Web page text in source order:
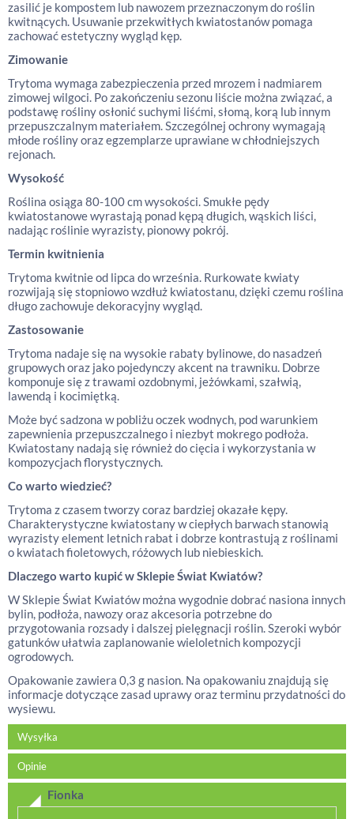
zasilić je kompostem lub nawozem przeznaczonym do roślin
kwitnących. Usuwanie przekwitłych kwiatostanów pomaga
zachować estetyczny wygląd kęp.
Zimowanie
Trytoma wymaga zabezpieczenia przed mrozem i nadmiarem
zimowej wilgoci. Po zakończeniu sezonu liście można związać, a
podstawę rośliny osłonić suchymi liśćmi, słomą, korą lub innym
przepuszczalnym materiałem. Szczególnej ochrony wymagają
młode rośliny oraz egzemplarze uprawiane w chłodniejszych
rejonach.
Wysokość
Roślina osiąga 80-100 cm wysokości. Smukłe pędy
kwiatostanowe wyrastają ponad kępą długich, wąskich liści,
nadając roślinie wyrazisty, pionowy pokrój.
Termin kwitnienia
Trytoma kwitnie od lipca do września. Rurkowate kwiaty
rozwijają się stopniowo wzdłuż kwiatostanu, dzięki czemu roślina
długo zachowuje dekoracyjny wygląd.
Zastosowanie
Trytoma nadaje się na wysokie rabaty bylinowe, do nasadzeń
grupowych oraz jako pojedynczy akcent na trawniku. Dobrze
komponuje się z trawami ozdobnymi, jeżówkami, szałwią,
lawendą i kocimiętką.
Może być sadzona w pobliżu oczek wodnych, pod warunkiem
zapewnienia przepuszczalnego i niezbyt mokrego podłoża.
Kwiatostany nadają się również do cięcia i wykorzystania w
kompozycjach florystycznych.
Co warto wiedzieć?
Trytoma z czasem tworzy coraz bardziej okazałe kępy.
Charakterystyczne kwiatostany w ciepłych barwach stanowią
wyrazisty element letnich rabat i dobrze kontrastują z roślinami
o kwiatach fioletowych, różowych lub niebieskich.
Dlaczego warto kupić w Sklepie Świat Kwiatów?
W Sklepie Świat Kwiatów można wygodnie dobrać nasiona innych
bylin, podłoża, nawozy oraz akcesoria potrzebne do
przygotowania rozsady i dalszej pielęgnacji roślin. Szeroki wybór
gatunków ułatwia zaplanowanie wieloletnich kompozycji
ogrodowych.
Opakowanie zawiera 0,3 g nasion. Na opakowaniu znajdują się
informacje dotyczące zasad uprawy oraz terminu przydatności do
wysiewu.
Wysyłka
Opinie
Fionka